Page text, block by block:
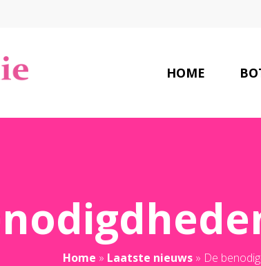
HOME
Home » Laatste nieuws» De